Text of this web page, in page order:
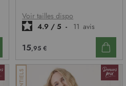
D’ENVIEVoir tailles dispo
4.9 / 5 - 11 avis
15,95 €